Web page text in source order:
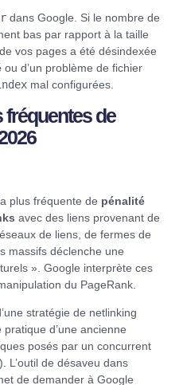
dans Google. Si le nombre de
bas par rapport à la taille
vos pages a été désindexée
ou d’un problème de fichier
mal configurées.
fréquentes de
plus fréquente de pénalité
avec des liens provenant de
de liens, de fermes de
massifs déclenche une
». Google interprète ces
du PageRank.
stratégie de netlinking
d’une ancienne
posés par un concurrent
L’outil de désaveu dans
de demander à Google